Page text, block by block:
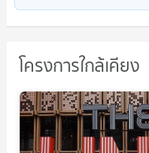
โครงการใกล้เคียง